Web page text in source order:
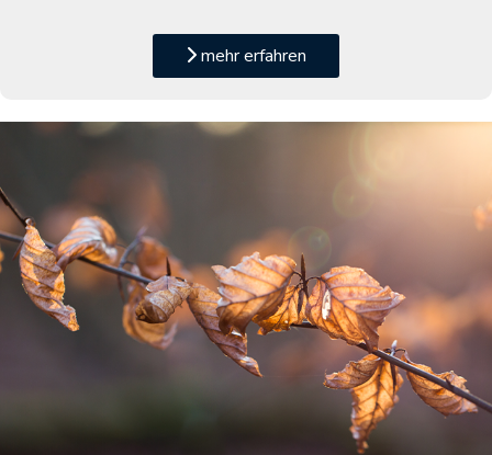
mehr erfahren